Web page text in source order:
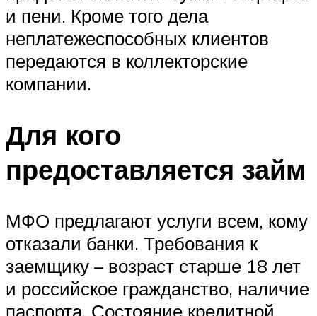
и пени. Кроме того дела
неплатежеспособных клиентов
передаются в коллекторские
компании.
Для кого
предоставляется займ
МФО предлагают услуги всем, кому
отказали банки. Требования к
заемщику – возраст старше 18 лет
и российское гражданство, наличие
паспорта. Состояние кредитной